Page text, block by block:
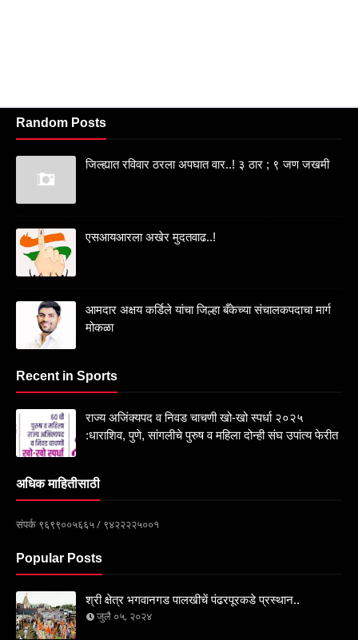
Random Posts
जिल्ह्यात रविवार ठरला अपघात वार..! ३ ठार ; ९ जण जखमी
एसआयआरला अखेर मुदतवाढ..!
आमदार अक्षय कर्डिले यांचा जिल्हा बँकेच्या संचालकपदाचा मार्ग
मोकळा
Recent in Sports
राज्य अजिंक्यपद व निवड चाचणी खो-खो स्पर्धा २०२५
:धाराशिव, पुणे, सांगलीचे पुरुष व महिला दोन्ही संघ उपांत्य फेरीत
अधिक माहितीसाठी
संपर्क ९६९९००५६६५ / ९४२२२२५००१
Popular Posts
श्री क्षेत्र भगवानगड पालखीचें पंढरपूरकडे प्रस्थान..
जुलै ०५, २०२४